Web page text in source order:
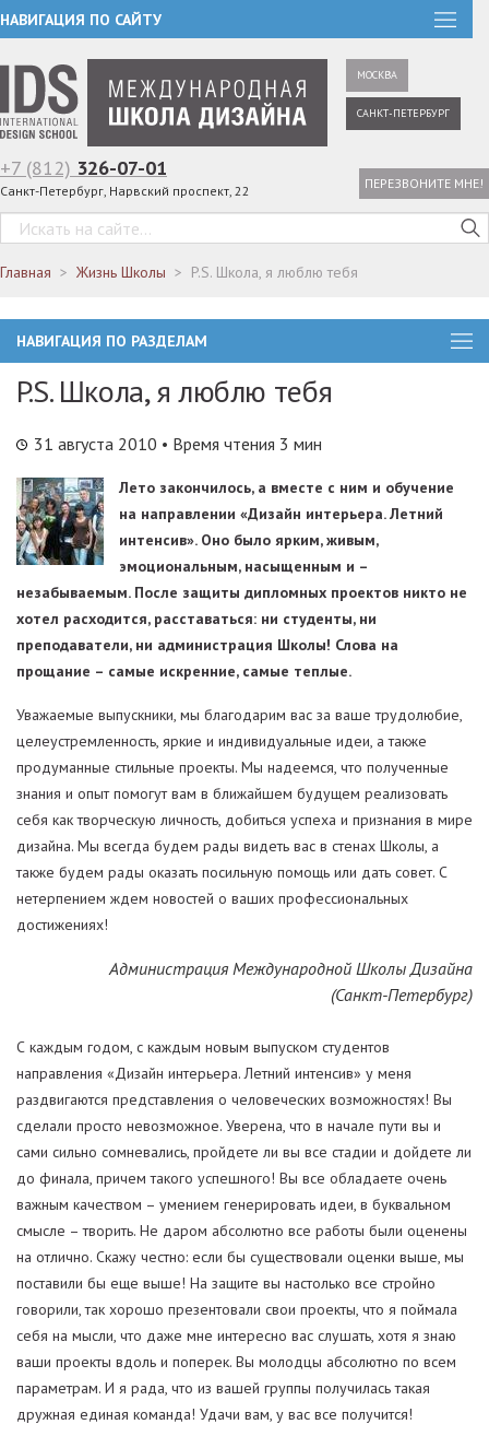
НАВИГАЦИЯ ПО САЙТУ
МОСКВА
САНКТ-ПЕТЕРБУРГ
+7 (812) 326-07-01
Санкт-Петербург, Нарвский проспект, 22 ПЕРЕЗВОНИТЕ МНЕ!
Главная Жизнь Школы P.S. Школа, я люблю тебя
НАВИГАЦИЯ ПО РАЗДЕЛАМ
P.S. Школа, я люблю тебя
31 августа 2010 • Время чтения 3 мин
Лето закончилось, а вместе с ним и обучение
на направлении «Дизайн интерьера. Летний
интенсив». Оно было ярким, живым,
эмоциональным, насыщенным и –
незабываемым. После защиты дипломных проектов никто не
хотел расходится, расставаться: ни студенты, ни
преподаватели, ни администрация Школы! Слова на
прощание – самые искренние, самые теплые.
Уважаемые выпускники, мы благодарим вас за ваше трудолюбие,
целеустремленность, яркие и индивидуальные идеи, а также
продуманные стильные проекты. Мы надеемся, что полученные
знания и опыт помогут вам в ближайшем будущем реализовать
себя как творческую личность, добиться успеха и признания в мире
дизайна. Мы всегда будем рады видеть вас в стенах Школы, а
также будем рады оказать посильную помощь или дать совет. С
нетерпением ждем новостей о ваших профессиональных
достижениях!
Администрация Международной Школы Дизайна
(Санкт-Петербург)
С каждым годом, с каждым новым выпуском студентов
направления «Дизайн интерьера. Летний интенсив» у меня
раздвигаются представления о человеческих возможностях! Вы
сделали просто невозможное. Уверена, что в начале пути вы и
сами сильно сомневались, пройдете ли вы все стадии и дойдете ли
до финала, причем такого успешного! Вы все обладаете очень
важным качеством – умением генерировать идеи, в буквальном
смысле – творить. Не даром абсолютно все работы были оценены
на отлично. Скажу честно: если бы существовали оценки выше, мы
поставили бы еще выше! На защите вы настолько все стройно
говорили, так хорошо презентовали свои проекты, что я поймала
себя на мысли, что даже мне интересно вас слушать, хотя я знаю
ваши проекты вдоль и поперек. Вы молодцы абсолютно по всем
параметрам. И я рада, что из вашей группы получилась такая
дружная единая команда! Удачи вам, у вас все получится!